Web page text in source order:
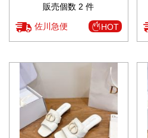
販売個数 2 件
佐川急便 HOT